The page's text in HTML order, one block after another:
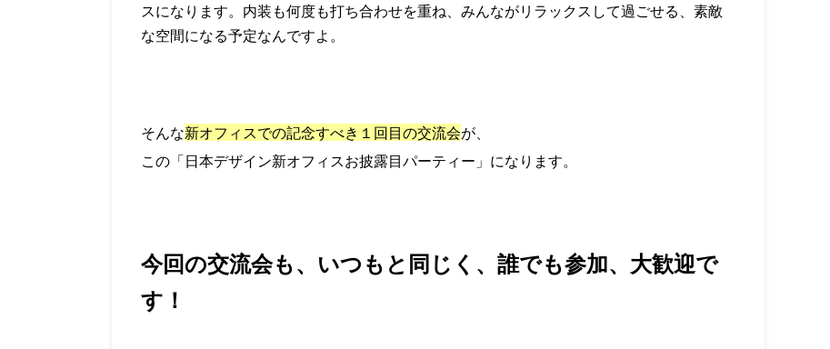
スになります。内装も何度も打ち合わせを重ね、みんながリラックスして過ごせる、素敵
な空間になる予定なんですよ。
そんな新オフィスでの記念すべき１回目の交流会が、
この「日本デザイン新オフィスお披露目パーティー」 になります。
今回の交流会も、いつもと同じく、誰でも参加、大歓迎で
す！